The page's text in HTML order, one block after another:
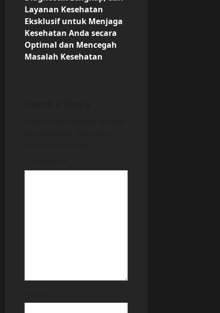
i
o
n
Layanan Kesehatan
Eksklusif untuk Menjaga
Kesehatan Anda secara
Optimal dan Mencegah
Masalah Kesehatan